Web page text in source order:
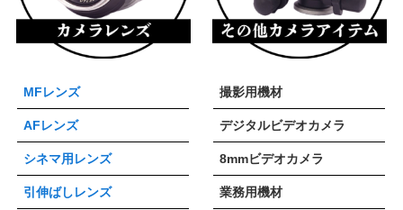
MFレンズ
AFレンズ
シネマ用レンズ
引伸ばしレンズ
撮影用機材
デジタルビデオカメラ
8mmビデオカメラ
業務用機材